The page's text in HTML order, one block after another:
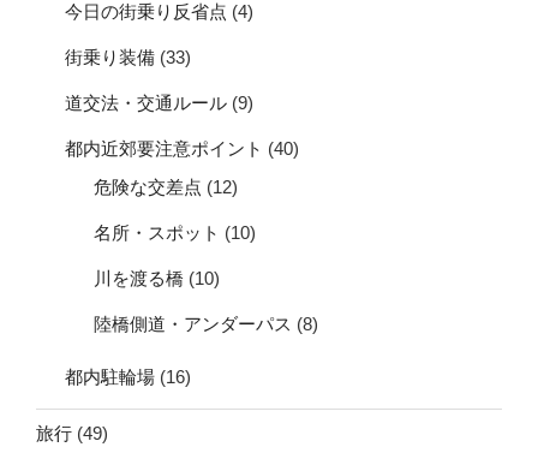
今日の街乗り反省点 (4)
街乗り装備 (33)
道交法・交通ルール (9)
都内近郊要注意ポイント (40)
危険な交差点 (12)
名所・スポット (10)
川を渡る橋 (10)
陸橋側道・アンダーパス (8)
都内駐輪場 (16)
旅行 (49)